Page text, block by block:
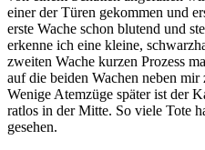
einer der Türen gekommen und
erste Wache schon blutend und
erkenne ich eine kleine,
zweiten Wache kurzen Prozess
auf die beiden Wachen neben
Wenige Atemzüge später ist der
ratlos in der Mitte. So viele Tote
gesehen.